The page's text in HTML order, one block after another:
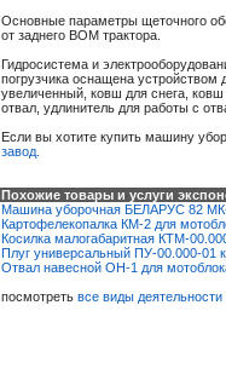
Основные параметры щеточного
от заднего ВОМ трактора.
Гидросистема и
погрузчика оснащена
увеличенный, ковш для снега,
отвал, удлинитель для работы с
Если вы хотите купить машину
завод.
Похожие товары и услуги
Машина уборочная БЕЛАРУС 82
Картофелекопалка КМ-2 для
Косилка малогабаритная КТМ-
Плуг универсальный ПУ-00.000-01
Отвал навесной ОН-1 для
посмотреть все виды деятельности